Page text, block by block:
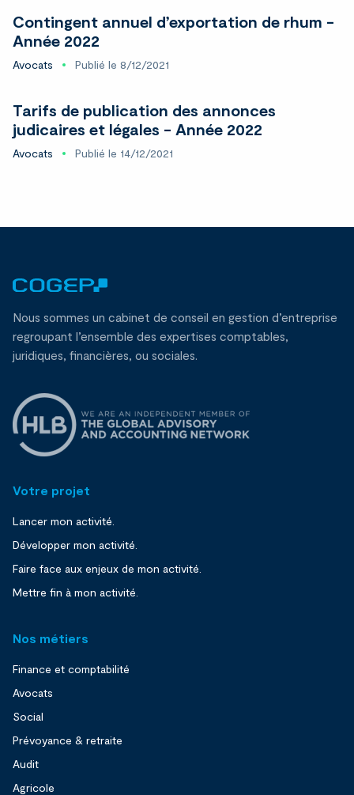
Contingent annuel d’exportation de rhum -
Année 2022
Avocats Publié le 8/12/2021
Tarifs de publication des annonces
judicaires et légales - Année 2022
Avocats Publié le 14/12/2021
Nous sommes un cabinet de conseil en gestion d’entreprise
regroupant l’ensemble des expertises comptables,
juridiques, financières, ou sociales.
Votre projet
Lancer mon activité.
Développer mon activité.
Faire face aux enjeux de mon activité.
Mettre fin à mon activité.
Nos métiers
Finance et comptabilité
Avocats
Social
Prévoyance & retraite
Audit
Agricole